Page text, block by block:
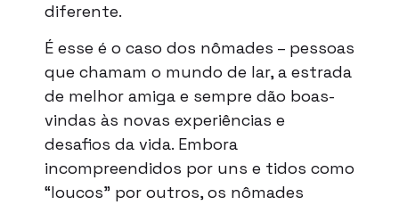
diferente.
É esse é o caso dos nômades – pessoas
que chamam o mundo de lar, a estrada
de melhor amiga e sempre dão boas-
vindas às novas experiências e
desafios da vida. Embora
incompreendidos por uns e tidos como
“loucos” por outros, os nômades